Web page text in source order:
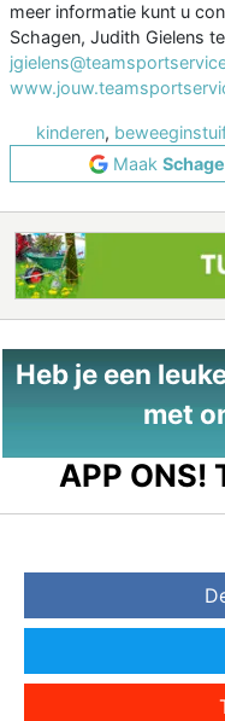
meer informatie kunt u
Schagen, Judith Gielens
kinderen, beweeginstuif
Maak
Heb je een
met
APP ONS!